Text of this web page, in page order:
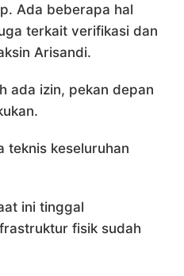
Ada beberapa hal
terkait verifikasi dan
Arisandi.
ada izin, pekan depan
teknis keseluruhan
ini tinggal
fisik sudah